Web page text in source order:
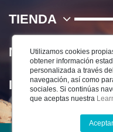
TIENDA
NOSOTROS
INFORMACIÓN
©2025 CERÁMICA DEL
Utilizamos cookies
obtener información
personalizada a través
navegación, así como
sociales. Si continúas
que aceptas nuestra